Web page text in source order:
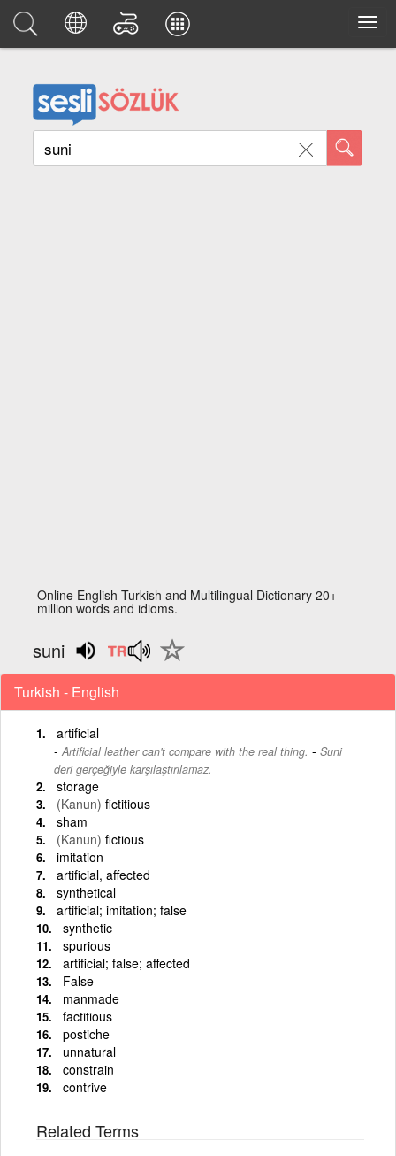
Online English Turkish and Multilingual Dictionary 20+
million words and idioms.
suni
Turkish - English
artificial
Artificial leather can't compare with the real thing. - Suni
deri gerçeğiyle karşılaştırılamaz.
storage
(Kanun) fictitious
sham
(Kanun) fictious
imitation
artificial, affected
synthetical
artificial; imitation; false
synthetic
spurious
artificial; false; affected
False
manmade
factitious
postiche
unnatural
constrain
contrive
Related Terms